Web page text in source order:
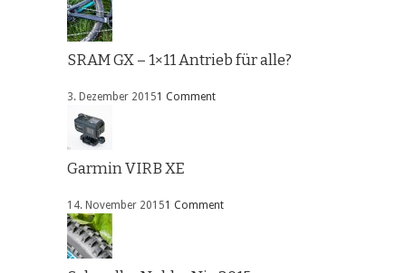
SRAM GX – 1×11 Antrieb für alle?
3. Dezember 20151 Comment
Garmin VIRB XE
14. November 20151 Comment